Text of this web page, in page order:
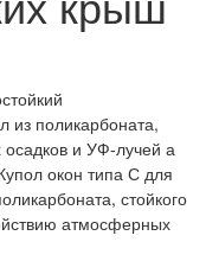
из поликарбоната,
и УФ-лучей а
окон типа С для
стойкого
атмосферных